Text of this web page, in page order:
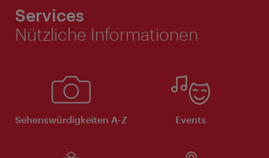
Services
Nützliche Informationen
Sehenswürdigkeiten A-Z Events